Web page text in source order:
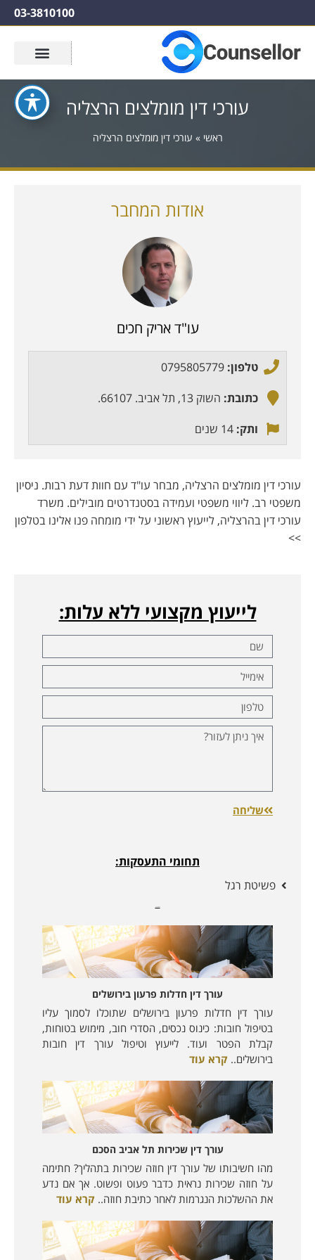
03-3810100
עורכי דין מומלצים הרצליה
ראשי » עורכי דין מומלצים הרצליה
אודות המחבר
עו"ד אריק חכים
טלפון: 0795805779
כתובת: השוק 13, תל אביב. 66107.
ותק: 14 שנים
עורכי דין מומלצים הרצליה, מבחר עו"ד עם חוות דעת רבות. ניסיון
משפטי רב. ליווי משפטי ועמידה בסטנדרטים מובילים. משרד
עורכי דין בהרצליה, לייעוץ ראשוני על ידי מומחה פנו אלינו בטלפון
>>
לייעוץ מקצועי ללא עלות:
שליחה
תחומי התעסקות:
פשיטת רגל
עורך דין חדלות פרעון בירושלים
עורך דין חדלות פרעון בירושלים שתוכלו לסמוך עליו
בטיפול חובות: כינוס נכסים, הסדרי חוב, מימוש בטוחות,
קבלת הפטר ועוד. לייעוץ וטיפול עורך דין חובות
בירושלים.. קרא עוד
עורך דין שכירות תל אביב הסכם
מהו חשיבותו של עורך דין חוזה שכירות בתהליך? חתימה
על חוזה שכירות נראית כדבר פעוט ופשוט. אך אם נדע
את ההשלכות הנגרמות לאחר כתיבת חוזה.. קרא עוד